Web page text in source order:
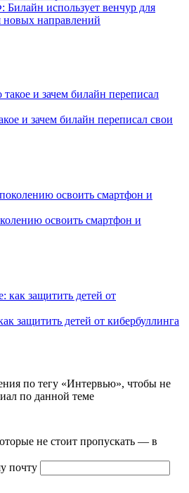
использует венчур для
новых направлений
и зачем билайн переписал свои
освоить смартфон и
защитить детей от кибербуллинга
по тегу «Интервью», чтобы не
по данной теме
не стоит пропускать — в
почту